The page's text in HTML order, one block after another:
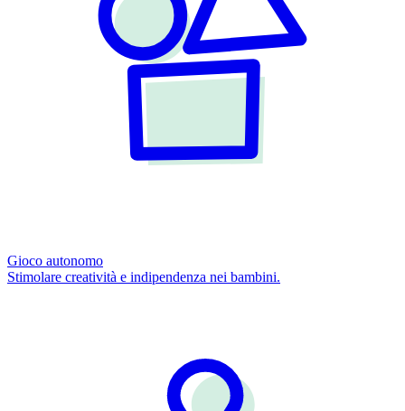
Gioco autonomo
Stimolare creatività e indipendenza nei bambini.